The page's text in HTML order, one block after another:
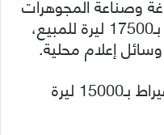
بدمشق سعر غرام الـ21 قيراط بـ17500 ليرة للمبيع،
كما و حددت سعر غرام الـ18 قيراط بـ15000 ليرة